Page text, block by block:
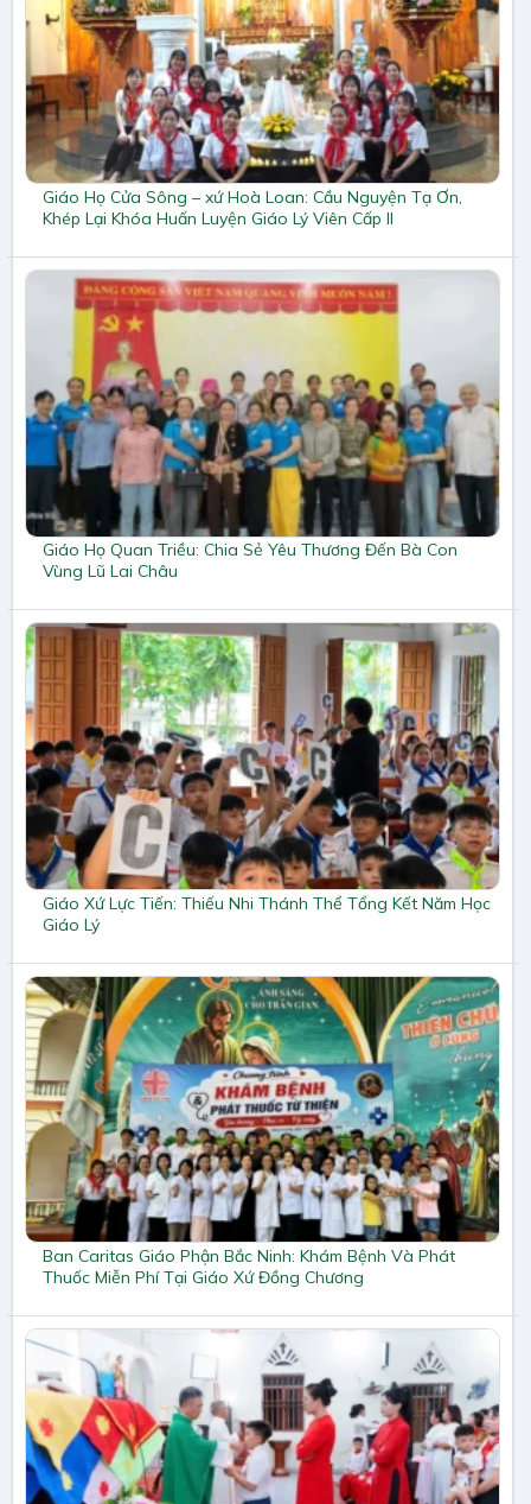
Giáo Họ Cửa Sông – xứ Hoà Loan: Cầu Nguyện Tạ Ơn,
Khép Lại Khóa Huấn Luyện Giáo Lý Viên Cấp II
Giáo Họ Quan Triều: Chia Sẻ Yêu Thương Đến Bà Con
Vùng Lũ Lai Châu
Giáo Xứ Lực Tiến: Thiếu Nhi Thánh Thể Tổng Kết Năm Học
Giáo Lý
Ban Caritas Giáo Phận Bắc Ninh: Khám Bệnh Và Phát
Thuốc Miễn Phí Tại Giáo Xứ Đồng Chương